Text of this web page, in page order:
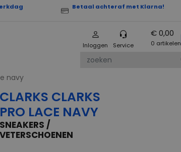
Betaal achteraf met Klarna!
Inloggen Service
€ 0,00
0 artikelen
navy
CLARKS CLARKS
PRO LACE NAVY
SNEAKERS /
VETERSCHOENEN